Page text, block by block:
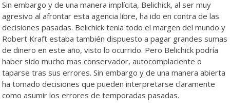
Sin embargo y de una manera implícita, Belichick, al ser muy
agresivo al afrontar esta agencia libre, ha ido en contra de las
decisiones pasadas. Belichick tenia todo el margen del mundo y
Robert Kraft estaba también dispuesto a pagar grandes sumas
de dinero en este año, visto lo ocurrido. Pero Belichick podría
haber sido mucho mas conservador, autocomplaciente o
taparse tras sus errores. Sin embargo y de una manera abierta
ha tomado decisiones que pueden interpretarse claramente
como asumir los errores de temporadas pasadas.